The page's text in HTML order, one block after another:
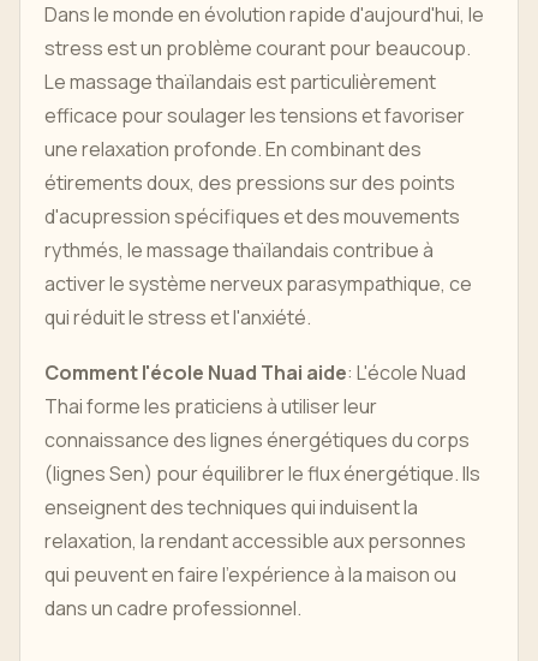
Dans le monde en évolution rapide d'aujourd'hui, le
stress est un problème courant pour beaucoup.
Le massage thaïlandais est particulièrement
efficace pour soulager les tensions et favoriser
une relaxation profonde. En combinant des
étirements doux, des pressions sur des points
d'acupression spécifiques et des mouvements
rythmés, le massage thaïlandais contribue à
activer le système nerveux parasympathique, ce
qui réduit le stress et l'anxiété.
Comment l'école Nuad Thai aide: L'école Nuad
Thai forme les praticiens à utiliser leur
connaissance des lignes énergétiques du corps
(lignes Sen) pour équilibrer le flux énergétique. Ils
enseignent des techniques qui induisent la
relaxation, la rendant accessible aux personnes
qui peuvent en faire l'expérience à la maison ou
dans un cadre professionnel.